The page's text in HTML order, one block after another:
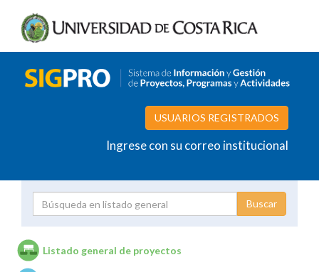
USUARIOS REGISTRADOS
Ingrese con su correo institucional
Listado general de proyectos